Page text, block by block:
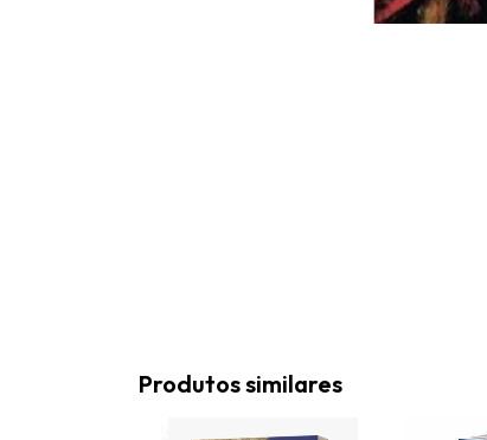
Produtos similares